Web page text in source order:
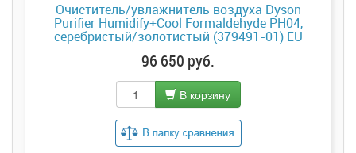
Очиститель/увлажнитель воздуха Dyson
Purifier Humidify+Cool Formaldehyde PH04,
серебристый/золотистый (379491-01) EU
96 650 руб.
В корзину